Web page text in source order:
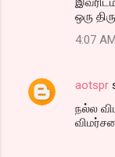
ஒரு
4:07 AM
aotspr
நல்ல